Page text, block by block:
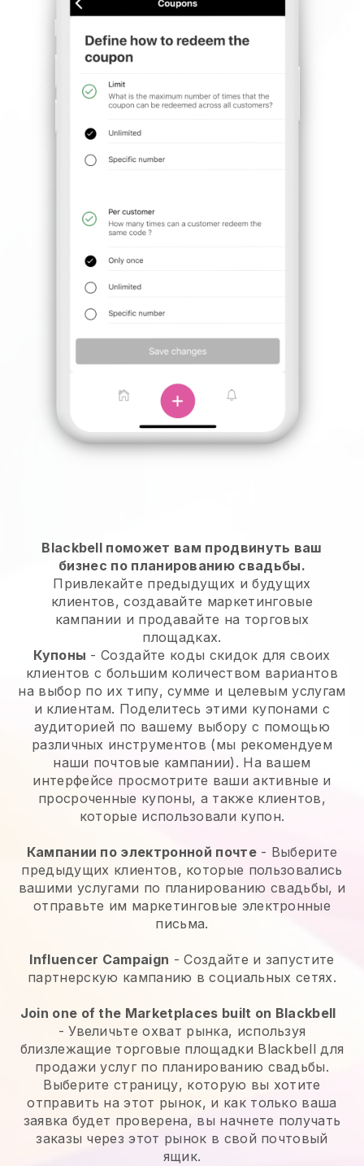
Blackbell поможет вам продвинуть ваш
бизнес по планированию свадьбы.
Привлекайте предыдущих и будущих
клиентов, создавайте маркетинговые
кампании и продавайте на торговых
площадках.
Купоны - Создайте коды скидок для своих
клиентов с большим количеством вариантов
на выбор по их типу, сумме и целевым услугам
и клиентам. Поделитесь этими купонами с
аудиторией по вашему выбору с помощью
различных инструментов (мы рекомендуем
наши почтовые кампании). На вашем
интерфейсе просмотрите ваши активные и
просроченные купоны, а также клиентов,
которые использовали купон.
Кампании по электронной почте- Выберите
предыдущих клиентов, которые пользовались
вашими услугами по планированию свадьбы, и
отправьте им маркетинговые электронные
письма.
Influencer Campaign - Создайте и запустите
партнерскую кампанию в социальных сетях.
Join one of the Marketplaces built on Blackbell
-Увеличьте охват рынка, используя
близлежащие торговые площадки Blackbell для
продажи услуг по планированию свадьбы.
Выберите страницу, которую вы хотите
отправить на этот рынок, и как только ваша
заявка будет проверена, вы начнете получать
заказы через этот рынок в свой почтовый
ящик.